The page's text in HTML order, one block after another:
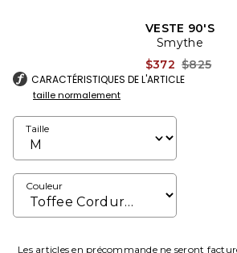
VESTE 90'S
Smythe
$372 Previous
$825
CARACTÉRISTIQUES DE L'ARTICLE
taille normalement
Taille
Couleur
Les articles en précommande ne seront